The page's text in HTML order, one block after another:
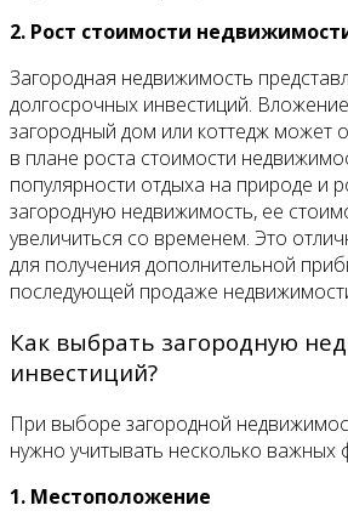
2. Рост стоимости
Загородная недвижимость
долгосрочных инвестиций.
загородный дом или коттедж может
в плане роста стоимости
популярности отдыха на природе и
загородную недвижимость, ее
увеличиться со временем. Это
для получения дополнительной
последующей продаже
Как выбрать загородную
инвестиций?
При выборе загородной
нужно учитывать несколько важных
1. Местоположение